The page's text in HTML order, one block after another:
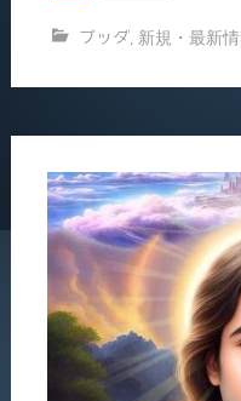
e
b
o
o
k
l
ブッダ, 新規・最新